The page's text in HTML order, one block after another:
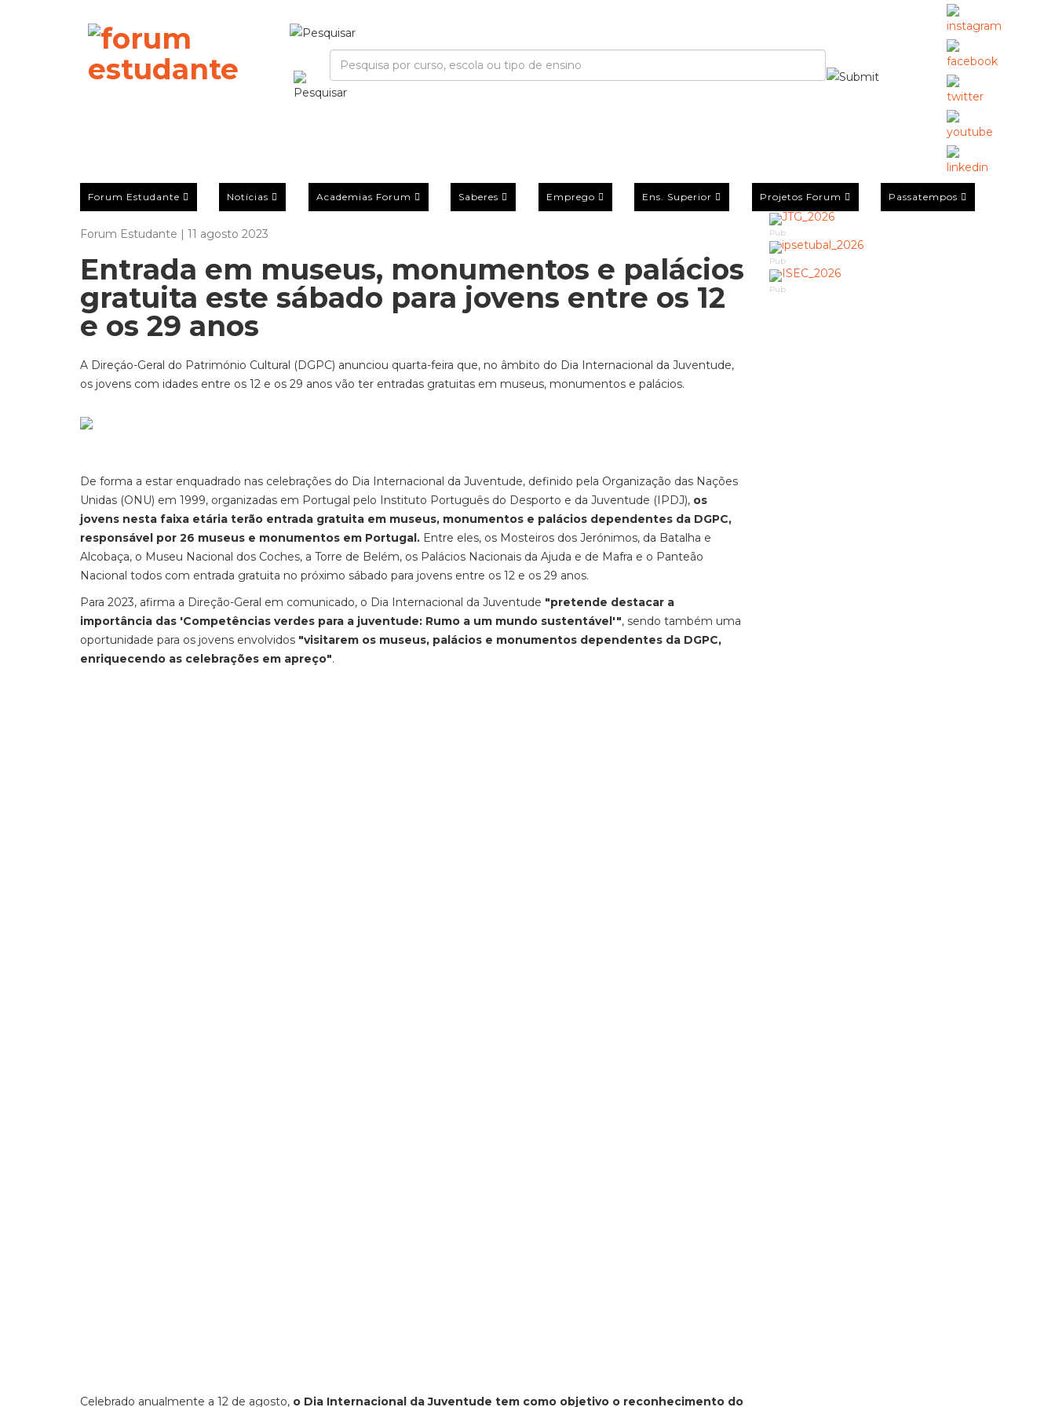
Forum Estudante Notícias Academias Forum Saberes Emprego Ens. Superior Projetos Forum Passatempos
Forum Estudante | 11 agosto 2023
Entrada em museus, monumentos e palácios
gratuita este sábado para jovens entre os 12
e os 29 anos
A Direçáo-Geral do Património Cultural (DGPC) anunciou quarta-feira que, no âmbito do Dia Internacional da Juventude,
os jovens com idades entre os 12 e os 29 anos vão ter entradas gratuitas em museus, monumentos e palácios.
De forma a estar enquadrado nas celebrações do Dia Internacional da Juventude, definido pela Organização das Nações
Unidas (ONU) em 1999, organizadas em Portugal pelo Instituto Português do Desporto e da Juventude (IPDJ), os
jovens nesta faixa etária terão entrada gratuita em museus, monumentos e palácios dependentes da DGPC,
responsável por 26 museus e monumentos em Portugal. Entre eles, os Mosteiros dos Jerónimos, da Batalha e
Alcobaça, o Museu Nacional dos Coches, a Torre de Belém, os Palácios Nacionais da Ajuda e de Mafra e o Panteão
Nacional todos com entrada gratuita no próximo sábado para jovens entre os 12 e os 29 anos.
Para 2023, afirma a Direção-Geral em comunicado, o Dia Internacional da Juventude "pretende destacar a
importância das 'Competências verdes para a juventude: Rumo a um mundo sustentável'", sendo também uma
oportunidade para os jovens envolvidos "visitarem os museus, palácios e monumentos dependentes da DGPC,
enriquecendo as celebrações em apreço".
Celebrado anualmente a 12 de agosto, o Dia Internacional da Juventude tem como objetivo o reconhecimento do
Pub
Pub
Pub